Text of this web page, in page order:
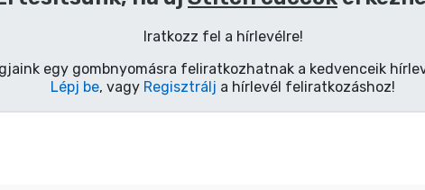
Iratkozz fel a hírlevélre!
egy gombnyomásra feliratkozhatnak a kedvenceik
Lépj be, vagy Regisztrálj a hírlevél feliratkozáshoz!